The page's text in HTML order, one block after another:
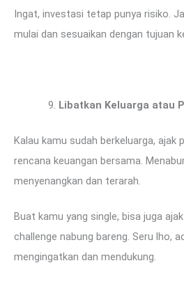
Ingat, investasi tetap punya risiko.
mulai dan sesuaikan dengan tujuan
Libatkan Keluarga atau
Kalau kamu sudah berkeluarga, ajak
rencana keuangan bersama.
menyenangkan dan terarah.
Buat kamu yang single, bisa juga
challenge nabung bareng. Seru lho,
mengingatkan dan mendukung.